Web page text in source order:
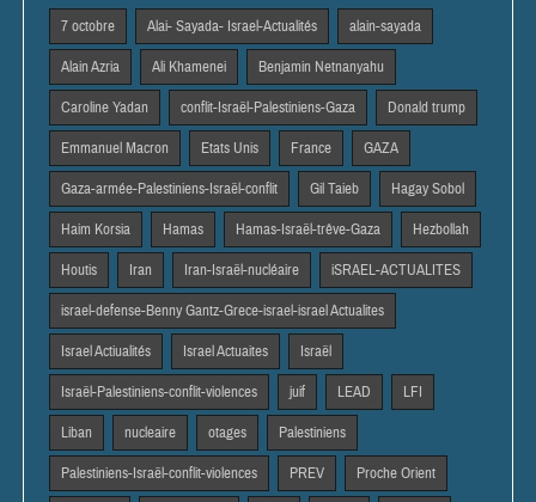
7 octobre Alai- Sayada- Israel-Actualités alain-sayada
Alain Azria Ali Khamenei Benjamin Netnanyahu
Caroline Yadan conflit-Israël-Palestiniens-Gaza Donald trump
Emmanuel Macron Etats Unis France GAZA
Gaza-armée-Palestiniens-Israël-conflit Gil Taieb Hagay Sobol
Haim Korsia Hamas Hamas-Israël-trêve-Gaza Hezbollah
Houtis Iran Iran-Israël-nucléaire iSRAEL-ACTUALITES
israel-defense-Benny Gantz-Grece-israel-israel Actualites
Israel Actiualités Israel Actuaites Israël
Israël-Palestiniens-conflit-violences juif LEAD LFI
Liban nucleaire otages Palestiniens
Palestiniens-Israël-conflit-violences PREV Proche Orient